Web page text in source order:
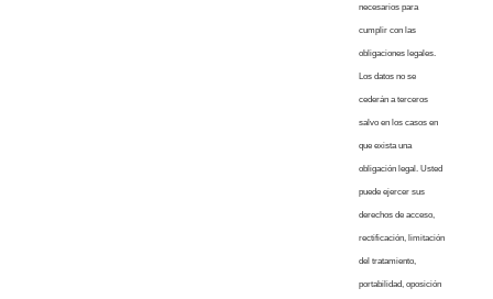
necesarios para
cumplir con las
obligaciones legales.
Los datos no se
cederán a terceros
salvo en los casos en
que exista una
obligación legal. Usted
puede ejercer sus
derechos de acceso,
rectificación, limitación
del tratamiento,
portabilidad, oposición